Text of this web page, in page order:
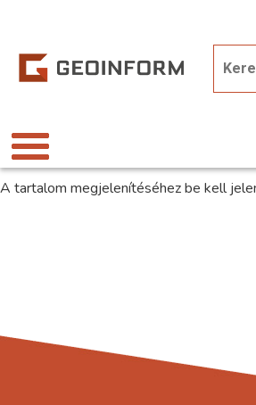
A tartalom megjelenítéséhez be kell